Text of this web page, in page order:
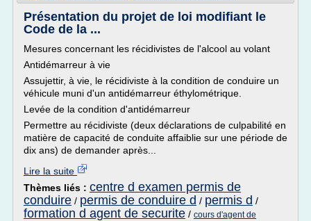
Présentation du projet de loi modifiant le
Code de la ...
Mesures concernant les récidivistes de l'alcool au volant
Antidémarreur à vie
Assujettir, à vie, le récidiviste à la condition de conduire un
véhicule muni d'un antidémarreur éthylométrique.
Levée de la condition d'antidémarreur
Permettre au récidiviste (deux déclarations de culpabilité en
matière de capacité de conduite affaiblie sur une période de
dix ans) de demander après...
Lire la suite
Thèmes liés : centre d examen permis de
conduire / permis de conduire d / permis d /
formation d agent de securite / cours d'agent de